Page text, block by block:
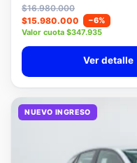
Lista
$16.980.000
$15.980.000
−6%
Valor cuota $347.935